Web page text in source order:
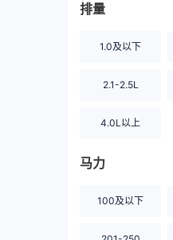
排量
1.0及以下
2.1-2.5L
4.0L以上
马力
100及以下